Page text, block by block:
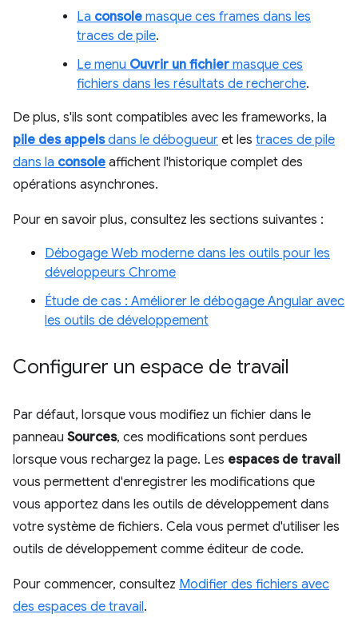
La console masque ces frames dans les
traces de pile.
Le menu Ouvrir un fichier masque ces
fichiers dans les résultats de recherche.
De plus, s'ils sont compatibles avec les frameworks, la
pile des appelsdans le débogueur et les traces de pile
dans la console affichent l'historique complet des
opérations asynchrones.
Pour en savoir plus, consultez les sections suivantes :
Débogage Web moderne dans les outils pour les
développeurs Chrome
Étude de cas : Améliorer le débogage Angular avec
les outils de développement
Configurer un espace de travail
Par défaut, lorsque vous modifiez un fichier dans le
panneau Sources, ces modifications sont perdues
lorsque vous rechargez la page. Les espaces de travail
vous permettent d'enregistrer les modifications que
vous apportez dans les outils de développement dans
votre système de fichiers. Cela vous permet d'utiliser les
outils de développement comme éditeur de code.
Pour commencer, consultez Modifier des fichiers avec
des espaces de travail.